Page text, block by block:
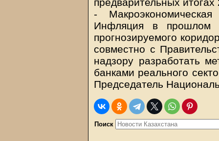
-
Инфляция в прошлом
прогнозируемого
совместно с
надзору разработать
банками реального
Председатель
Поиск